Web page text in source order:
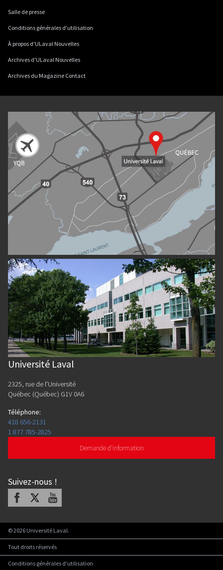
Salle de presse
Conditions générales d'utilisation
À propos d'ULaval Nouvelles
Archives d'ULaval Nouvelles
Archives du Magazine Contact
Université Laval
2325, rue de l'Université
Québec (Québec) G1V 0A6
Téléphone:
418 656-2131
1 877 785-2825
Demande d'information
Suivez-nous !
Facebook Youtube
©2026 Université Laval.
Tout droits réservés
Conditions générales d'utilisation